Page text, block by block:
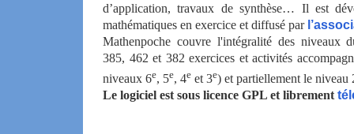
d’application, travaux de synthèse… Il est
mathématiques en exercice et diffusé par
Mathenpoche couvre l'intégralité des niveaux
385, 462 et 382 exercices et activités
niveaux 6e, 5e, 4e et 3e) et partiellement le niveau
Le logiciel est sous licence GPL et librement